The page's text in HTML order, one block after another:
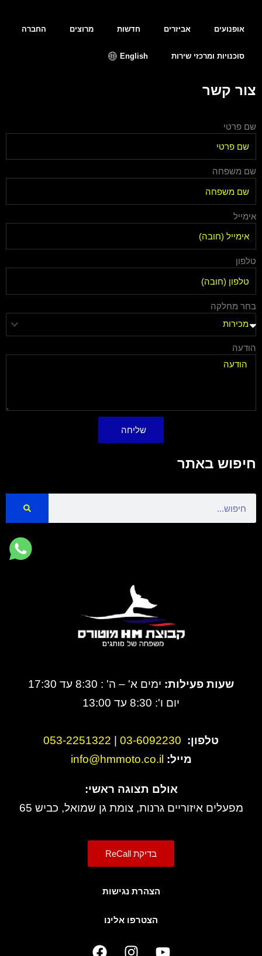
אופנועים אביזרים חדשות מרוצים החברה
סוכנויות ומרכזי שירות English
צור קשר
שם פרטי
שם משפחה
אימייל
טלפון
בחר מחלקה
הודעה
שליחה
חיפוש באתר
שעות פעילות: ימים א' – ה' : 8:30 עד 17:30
יום ו': 8:30 עד 13:00
טלפון: 03-6092230
053-2251322
מייל: info@hmmoto.co.il
אולם תצוגה ראשי:
מפעלים איזוריים גרנות, צומת גן שמואל, כביש 65
בדיקת ReCall
הצהרת נגישות
הצטרפו אלינו
Y
I
F